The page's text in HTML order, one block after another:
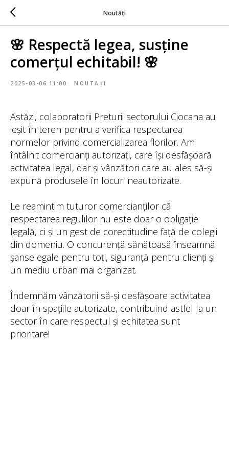
Noutăți
🌸 Respectă legea, susține
comerțul echitabil! 🌸
2025-03-06 11:00 NOUTAȚI
Astăzi, colaboratorii Preturii sectorului Ciocana au
ieșit în teren pentru a verifica respectarea
normelor privind comercializarea florilor. Am
întâlnit comercianți autorizați, care își desfășoară
activitatea legal, dar și vânzători care au ales să-și
expună produsele în locuri neautorizate.
Le reamintim tuturor comercianților că
respectarea regulilor nu este doar o obligație
legală, ci și un gest de corectitudine față de colegii
din domeniu. O concurență sănătoasă înseamnă
șanse egale pentru toți, siguranță pentru clienți și
un mediu urban mai organizat.
Îndemnăm vânzătorii să-și desfășoare activitatea
doar în spațiile autorizate, contribuind astfel la un
sector în care respectul și echitatea sunt
prioritare!